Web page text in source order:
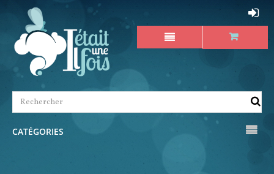
CATÉGORIES